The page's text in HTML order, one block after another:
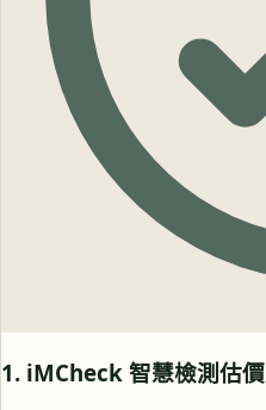
1. iMCheck 智慧檢測估價